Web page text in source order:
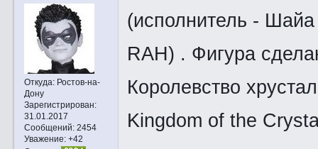
Откуда:Ростов-на-
Дону
Зарегистрирован:
31.01.2017
Сообщений:2454
Уважение: +42
(исполнитель -
RAH) . Фигура
Королевство
Kingdom of the